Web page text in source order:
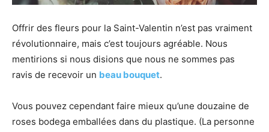
Offrir des fleurs pour la Saint-Valentin n’est pas vraiment
révolutionnaire, mais c’est toujours agréable. Nous
mentirions si nous disions que nous ne sommes pas
ravis de recevoir un beau bouquet.
Vous pouvez cependant faire mieux qu’une douzaine de
roses bodega emballées dans du plastique. (La personne